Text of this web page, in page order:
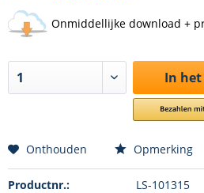
Onmiddellijke download +
In
Onthouden Opmerking
Productnr.:
LS-101315